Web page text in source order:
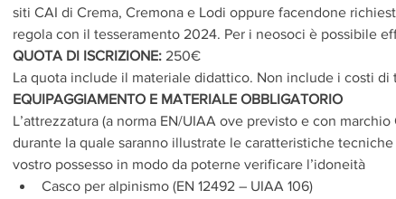
siti CAI di Crema, Cremona e Lodi oppure facendone
regola con il tesseramento 2024. Per i neosoci è possibile
QUOTA DI ISCRIZIONE: 250€
La quota include il materiale didattico. Non include i costi
EQUIPAGGIAMENTO E MATERIALE OBBLIGATORIO
L’attrezzatura (a norma EN/UIAA ove previsto e con
durante la quale saranno illustrate le caratteristiche
vostro possesso in modo da poterne verificare l’idoneità
Casco per alpinismo (EN 12492 – UIAA 106)